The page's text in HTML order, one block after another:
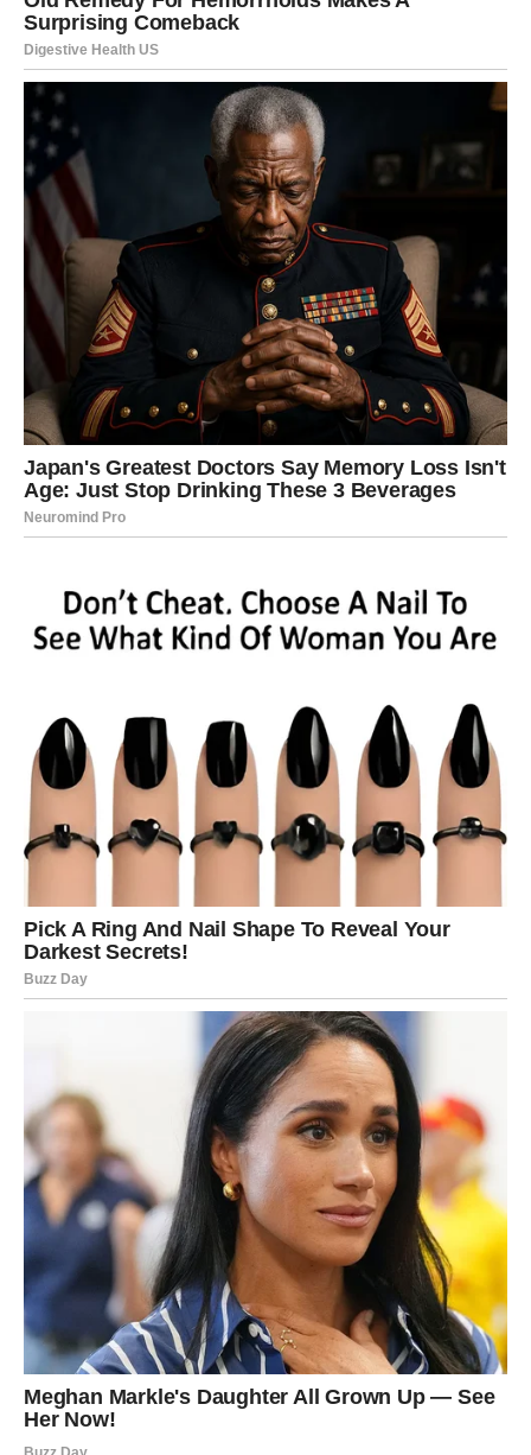
Novac vam mijenja život
Pred vama su veoma uspješni i važni mjeseci.
DJEVICA
Pred vama je period tokom kojeg ćete konačno pronaći
unutrašnji mir.
Jedna osoba pokazuje vam koliko joj značite.
Karte vam vraćaju osmijeh
Pred vama su veoma posebni trenuci.
VAGA
Ciganske karte vam donose sudbinsku ljubavnu priču.
Ako ste slobodni, moguće je poznanstvo koje djeluje kao
da je zapisano u zvijezdama.
Srodna duša ulazi u vaš život
Pred vama su trenuci koje ćete dugo pamtiti.
ŠKORPIJA
Pred vama je veliki finansijski preokret.
Sve ono što je dugo bilo blokirano sada konačno dolazi
na svoje mjesto.
Sudbina vam vraća ono što zaslužujete